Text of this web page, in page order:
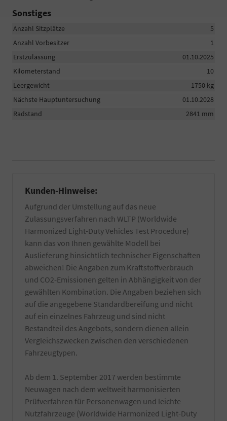
Sonstiges
Anzahl Sitzplätze
5
Anzahl Vorbesitzer
1
Erstzulassung
01.10.2025
Kilometerstand
10
Leergewicht
1750 kg
Nächste Hauptuntersuchung
01.10.2028
Radstand
2841 mm
Kunden-Hinweise:
Aufgrund der Umstellung auf das neue
Zulassungsverfahren nach WLTP (Worldwide
Harmonized Light-Duty Vehicles Test Procedure)
kann das von Ihnen gewählte Modell bei
Auslieferung hinsichtlich technischer Eigenschaften
abweichen! Die Angaben zum Kraftstoffverbrauch
und CO2-Emissionen gelten in Abhängigkeit von der
gewählten Kombination. Die Angaben beziehen sich
auf die angegebene Standardbereifung und nicht
auf ein einzelnes Fahrzeug und sind nicht
Bestandteil des Angebots, sondern dienen allein
Vergleichszwecken zwischen den verschiedenen
Fahrzeugtypen.
Ab dem 1. September 2017 werden bestimmte
Neuwagen nach dem weltweit harmonisierten
Prüfverfahren für Personenwagen und leichte
Nutzfahrzeuge (Worldwide Harmonized Light-Duty